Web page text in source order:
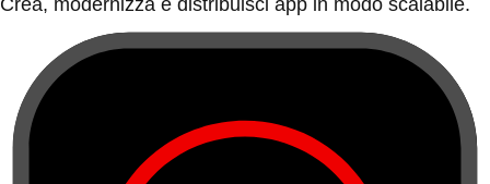
Crea, modernizza e distribuisci app in modo scalabile.